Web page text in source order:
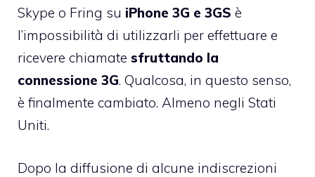
Skype o Fring su iPhone 3G e 3GS è
l’impossibilità di utilizzarli per effettuare e
ricevere chiamate sfruttando la
connessione 3G. Qualcosa, in questo senso,
è finalmente cambiato. Almeno negli Stati
Uniti.
Dopo la diffusione di alcune indiscrezioni